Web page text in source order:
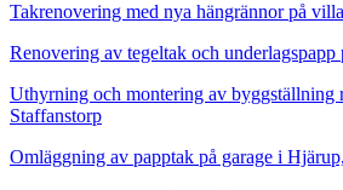
Takrenovering med nya hängrännor på
Renovering av tegeltak och
Uthyrning och montering av byggställning
Staffanstorp
Omläggning av papptak på garage i